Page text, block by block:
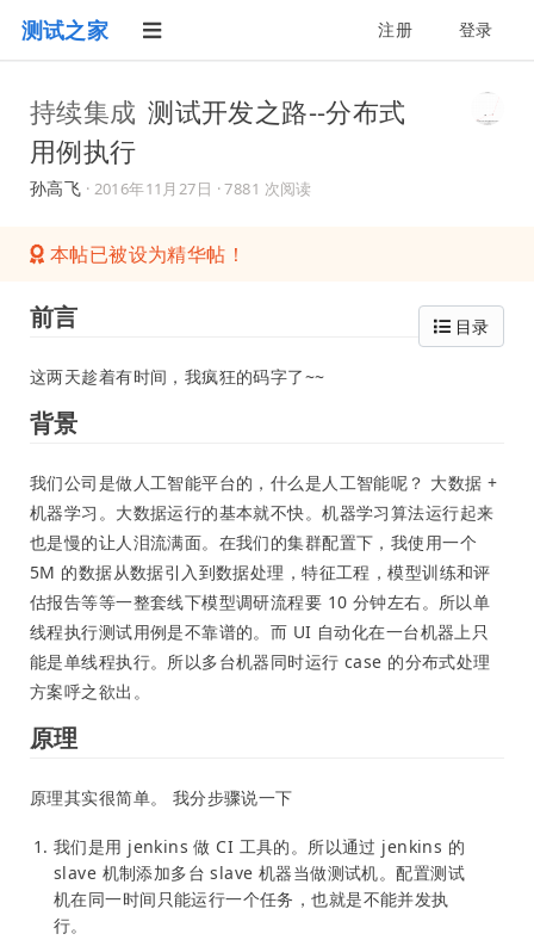
测试之家 注册 登录
持续集成 测试开发之路--分布式
用例执行
孙高飞 · 2016年11月27日 · 7881 次阅读
本帖已被设为精华帖！
目录
前言
这两天趁着有时间，我疯狂的码字了~~
背景
我们公司是做人工智能平台的，什么是人工智能呢？ 大数据 +
机器学习。大数据运行的基本就不快。机器学习算法运行起来
也是慢的让人泪流满面。在我们的集群配置下，我使用一个
5M 的数据从数据引入到数据处理，特征工程，模型训练和评
估报告等等一整套线下模型调研流程要 10 分钟左右。所以单
线程执行测试用例是不靠谱的。而 UI 自动化在一台机器上只
能是单线程执行。所以多台机器同时运行 case 的分布式处理
方案呼之欲出。
原理
原理其实很简单。 我分步骤说一下
我们是用 jenkins 做 CI 工具的。所以通过 jenkins 的
slave 机制添加多台 slave 机器当做测试机。配置测试
机在同一时间只能运行一个任务，也就是不能并发执
行。